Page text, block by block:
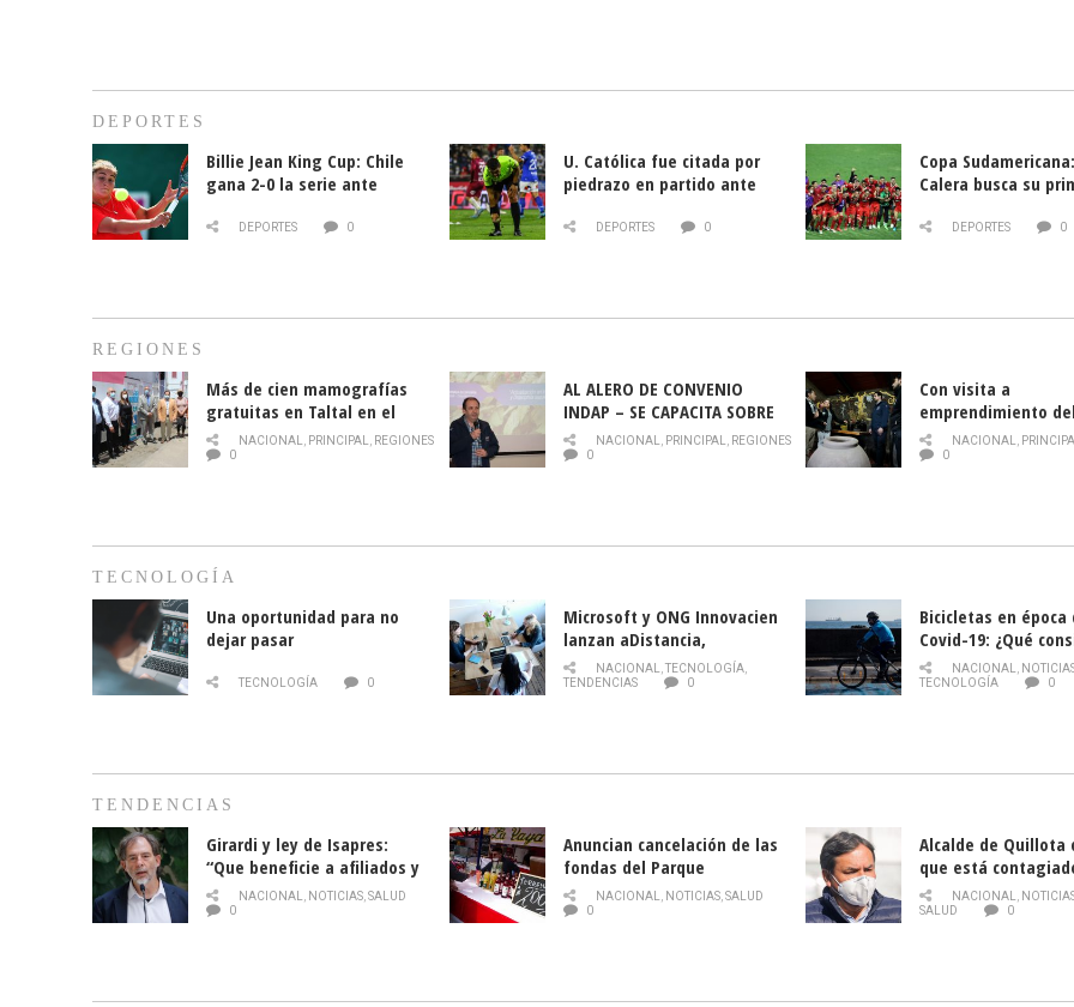
DEPORTES
Billie Jean King Cup: Chile
gana 2-0 la serie ante
DEPORTES 0
U. Católica fue citada por
piedrazo en partido ante
DEPORTES 0
Copa
Calera busca su
DEPORTES 0
REGIONES
Más de cien mamografías
gratuitas en Taltal en el
mes de la prevención del
cáncer de mama
NACIONAL, PRINCIPAL, REGIONES
0
AL ALERO DE CONVENIO
INDAP – SE CAPACITA SOBRE
PLAGA DROSOPHILA SUZUKII
NACIONAL, PRINCIPAL, REGIONES
0
Con visita a
emprendimiento
y llamado al
historia campesina
NACIONAL,
0
TECNOLOGÍA
Una oportunidad para no
dejar pasar
TECNOLOGÍA 0
Microsoft y ONG Innovacien
lanzan aDistancia,
plataforma con cursos
gratuitos online sobre
NACIONAL,TECNOLOGÍA,
TENDENCIAS
0
Bicicletas en época
Covid-19: ¿Qué
momento de
NACIONAL,
TECNOLOGÍA
0
TENDENCIAS
Girardi y ley de Isapres:
“Que beneficie a afiliados y
no legalice el abuso”
NACIONAL, NOTICIAS,SALUD
0
Anuncian cancelación de las
fondas del Parque
O’Higgins debido al
coronavirus
NACIONAL, NOTICIAS,SALUD
0
Alcalde de Quillota
que está
COVID-19
NACIONAL,
SALUD
0